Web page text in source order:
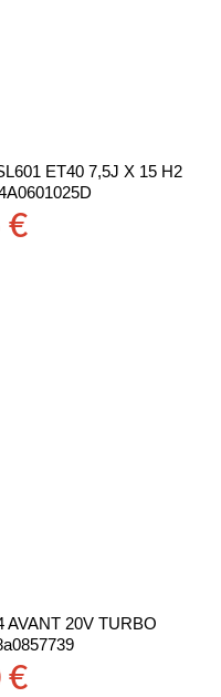
ET40 7,5J X 15 H2
€
AVANT 20V TURBO
€